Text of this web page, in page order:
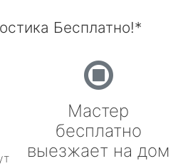
Бесплатно!*
Мастер
бесплатно
выезжает на дом